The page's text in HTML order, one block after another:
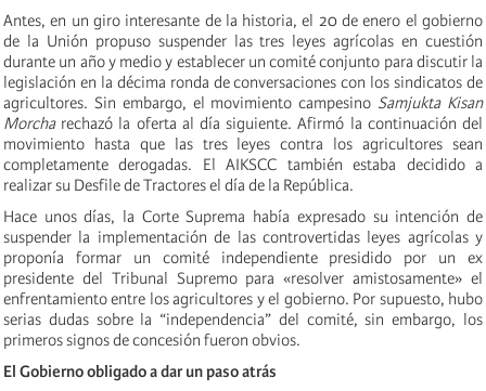
Antes, en un giro interesante de la historia, el 20 de enero el gobierno
de la Unión propuso suspender las tres leyes agrícolas en cuestión
durante un año y medio y establecer un comité conjunto para discutir la
legislación en la décima ronda de conversaciones con los sindicatos de
agricultores. Sin embargo, el movimiento campesino Samjukta Kisan
Morcharechazó la oferta al día siguiente. Afirmó la continuación del
movimiento hasta que las tres leyes contra los agricultores sean
completamente derogadas. El AIKSCC también estaba decidido a
realizar su Desfile de Tractores el día de la República.
Hace unos días, la Corte Suprema había expresado su intención de
suspender la implementación de las controvertidas leyes agrícolas y
proponía formar un comité independiente presidido por un ex
presidente del Tribunal Supremo para «resolver amistosamente» el
enfrentamiento entre los agricultores y el gobierno. Por supuesto, hubo
serias dudas sobre la “independencia” del comité, sin embargo, los
primeros signos de concesión fueron obvios.
El Gobierno obligado a dar un paso atrás